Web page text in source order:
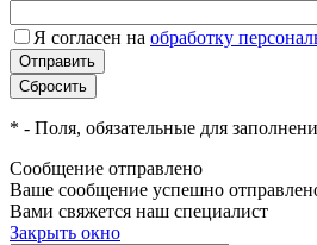
Я согласен на обработку
* - Поля, обязательные для
Сообщение отправлено
Ваше сообщение успешно
Вами свяжется наш специалист
Закрыть окно